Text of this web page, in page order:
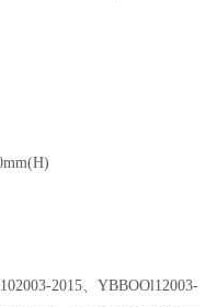
mm(H)
2015、YBBOOl12003-